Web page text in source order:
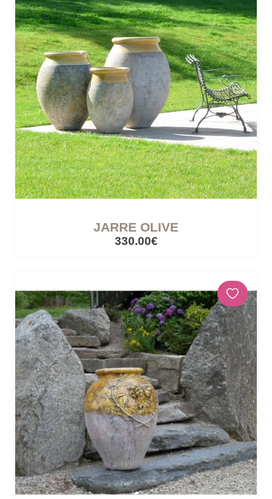
PARASOLS & OMBRAGE
Parasols déportés
Parasols droits
Voiles
Accessoires et pieds
CÔTÉ LUMIÈRE
Lampes mobiles
Accessoires de pique-nique
SERRES ET ABRIS
Cabanes / cabines
JARRE OLIVE
330.00€